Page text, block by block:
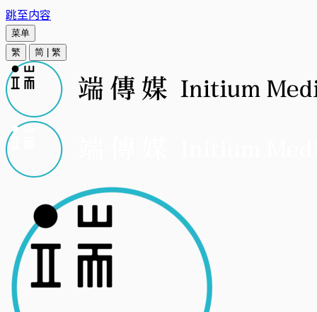
跳至内容
菜单
繁
简 繁